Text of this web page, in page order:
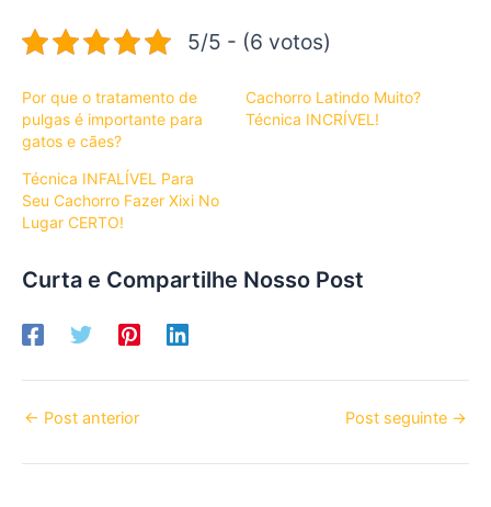
5/5 - (6 votos)
Por que o tratamento de
pulgas é importante para
gatos e cães?
Cachorro Latindo Muito?
Técnica INCRÍVEL!
Técnica INFALÍVEL Para
Seu Cachorro Fazer Xixi No
Lugar CERTO!
Curta e Compartilhe Nosso Post
← Post anterior Post seguinte →